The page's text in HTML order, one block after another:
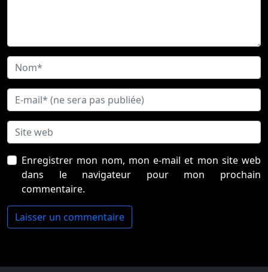
Enregistrer mon nom, mon e-mail et mon site web
dans le navigateur pour mon prochain
commentaire.